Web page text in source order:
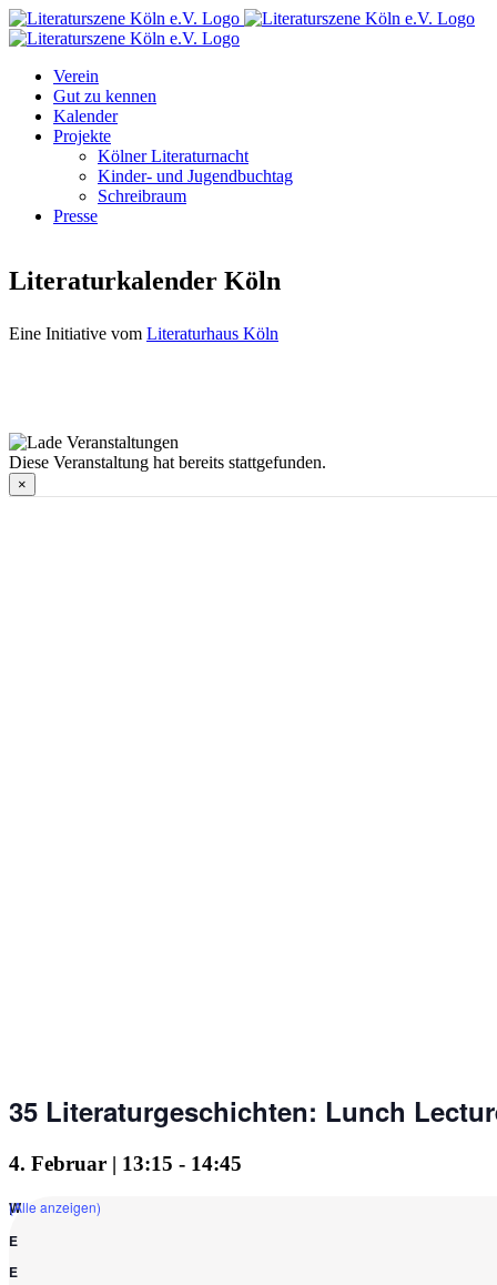
Zum
Inhalt
Facebook
Instagram
E-
Mail
Verein
Gut zu kennen
Kalender
Projekte
Kölner Literaturnacht
Kinder- und Jugendbuchtag
Schreibraum
Presse
Literaturkalender Köln
Eine Initiative vom Literaturhaus Köln
Diese Veranstaltung hat bereits stattgefunden.
×
35 Literaturgeschichten: Lunch
4. Februar | 13:15 - 14:45
(Alle anzeigen)